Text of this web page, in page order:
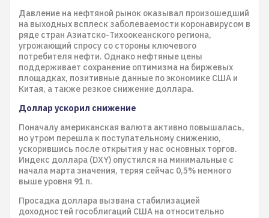
Давление на нефтяной рынок оказывал произошедший
на выходных всплеск заболеваемости коронавирусом в
ряде стран Азиатско-Тихоокеанского региона,
угрожающий спросу со стороны ключевого
потребителя нефти. Однако нефтяные цены
поддерживает сохранение оптимизма на биржевых
площадках, позитивные данные по экономике США и
Китая, а также резкое снижение доллара.
Доллар ускорил снижение
Поначалу американская валюта активно повышалась,
но утром перешла к поступательному снижению,
ускорившись после открытия у нас основных торгов.
Индекс доллара (DXY) опустился на минимальные с
начала марта значения, теряя сейчас 0,5% немного
выше уровня 91 п.
Просадка доллара вызвана стабилизацией
доходностей гособлигаций США на относительно